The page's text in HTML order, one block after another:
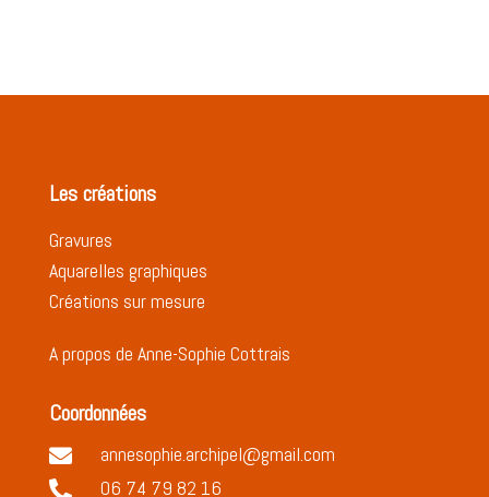
Les créations
Gravures
Aquarelles graphiques
Créations sur mesure
A propos de Anne-Sophie Cottrais
Coordonnées
 annesophie.archipel@gmail.com
 06 74 79 82 16